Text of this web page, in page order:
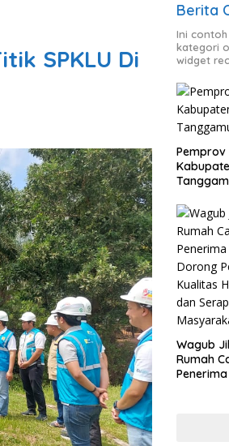
SPKLU Di
Berita
Ini
kategori
widget
Pemprov
Wagub
Rumah
Penerima